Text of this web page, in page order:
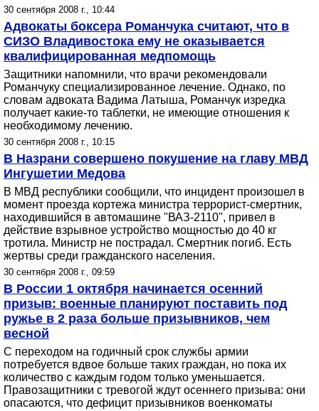
30 сентября 2008 г., 10:44
Адвокаты боксера Романчука считают, что в
СИЗО Владивостока ему не оказывается
квалифицированная медпомощь
Защитники напомнили, что врачи рекомендовали
Романчуку специализированное лечение. Однако, по
словам адвоката Вадима Латыша, Романчук изредка
получает какие-то таблетки, не имеющие отношения к
необходимому лечению.
30 сентября 2008 г., 10:15
В Назрани совершено покушение на главу МВД
Ингушетии Медова
В МВД республики сообщили, что инцидент произошел в
момент проезда кортежа министра террорист-смертник,
находившийся в автомашине "ВАЗ-2110", привел в
действие взрывное устройство мощностью до 40 кг
тротила. Министр не пострадал. Смертник погиб. Есть
жертвы среди гражданского населения.
30 сентября 2008 г., 09:59
В России 1 октября начинается осенний
призыв: военные планируют поставить под
ружье в 2 раза больше призывников, чем
весной
С переходом на годичный срок службы армии
потребуется вдвое больше таких граждан, но пока их
количество с каждым годом только уменьшается.
Правозащитники с тревогой ждут осеннего призыва: они
опасаются, что дефицит призывников военкоматы